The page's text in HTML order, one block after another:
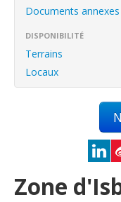
Connexion
Documents annexes
DISPONIBILITÉ
Terrains
Locaux
Zone